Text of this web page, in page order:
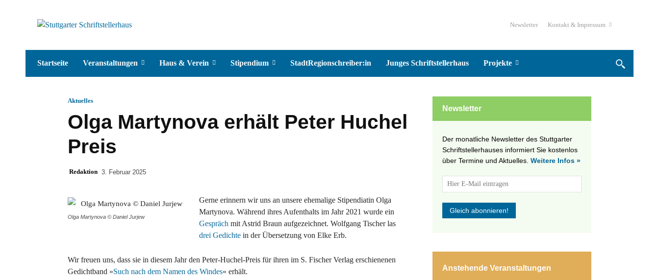
Newsletter Kontakt & Impressum
Startseite Veranstaltungen Haus & Verein Stipendium StadtRegionschreiber:in Junges Schriftstellerhaus Projekte
Aktuelles
Olga Martynova erhält Peter Huchel
Preis
Redaktion 3. Februar 2025
Olga Martynova © Daniel Jurjew
Gerne erinnern wir uns an unsere ehemalige Stipendiatin Olga
Martynova. Während ihres Aufenthalts im Jahr 2021 wurde ein
Gespräch mit Astrid Braun aufgezeichnet. Wolfgang Tischer las
drei Gedichte in der Übersetzung von Elke Erb.
Wir freuen uns, dass sie in diesem Jahr den Peter-Huchel-Preis für ihren im S. Fischer Verlag erschienenen
Gedichtband »Such nach dem Namen des Windes« erhält.
Newsletter
Der monatliche Newsletter des Stuttgarter
Schriftstellerhauses informiert Sie kostenlos
über Termine und Aktuelles. Weitere Infos »
Anstehende Veranstaltungen